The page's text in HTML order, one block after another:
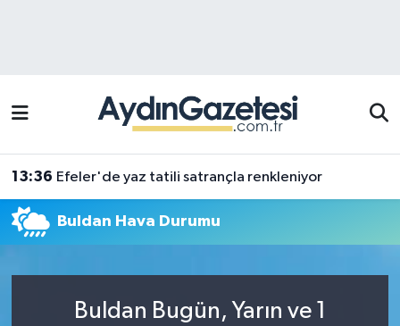
13:36 Efeler'de yaz tatili satrançla renkleniyor
Buldan Hava Durumu
Buldan Bugün, Yarın ve 1
Efeler Trafik Yoğunluk Haritası
Süper Lig Puan Durumu ve Fikstür
Tüm Manşetler
Son Dakika Haberleri